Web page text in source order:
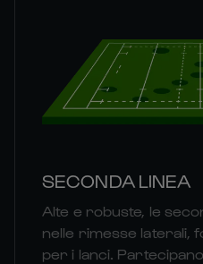
SECONDA LINEA
Alte e robuste, le
nelle rimesse laterali,
per i lanci.